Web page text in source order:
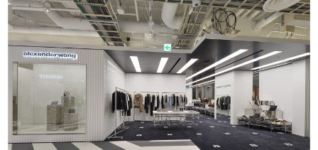
DELIVERY SERVICES
PARCOメンバーズ
オンラインストア